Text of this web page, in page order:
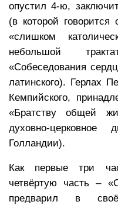
опустил 4-ю,
(в которой
«слишком
небольшой
«Собеседования
латинского). Герлах
Кемпийского,
«Братству общей
духовно-
Голландии).
Как первые три
четвёртую часть –
предварил в